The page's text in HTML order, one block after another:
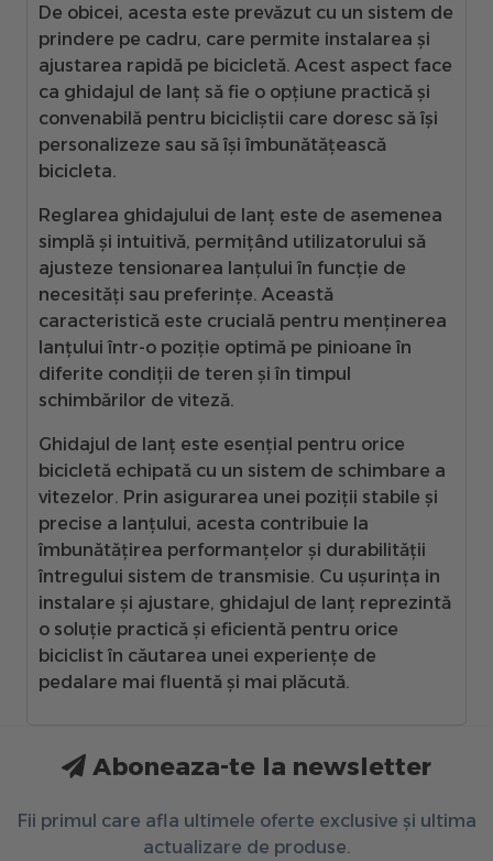
De obicei, acesta este prevăzut cu un sistem de
prindere pe cadru, care permite instalarea și
ajustarea rapidă pe bicicletă. Acest aspect face
ca ghidajul de lanț să fie o opțiune practică și
convenabilă pentru bicicliștii care doresc să își
personalizeze sau să își îmbunătățească
bicicleta.
Reglarea ghidajului de lanț este de asemenea
simplă și intuitivă, permițând utilizatorului să
ajusteze tensionarea lanțului în funcție de
necesități sau preferințe. Această
caracteristică este crucială pentru menținerea
lanțului într-o poziție optimă pe pinioane în
diferite condiții de teren și în timpul
schimbărilor de viteză.
Ghidajul de lanț este esențial pentru orice
bicicletă echipată cu un sistem de schimbare a
vitezelor. Prin asigurarea unei poziții stabile și
precise a lanțului, acesta contribuie la
îmbunătățirea performanțelor și durabilității
întregului sistem de transmisie. Cu ușurința in
instalare și ajustare, ghidajul de lanț reprezintă
o soluție practică și eficientă pentru orice
biciclist în căutarea unei experiențe de
pedalare mai fluentă și mai plăcută.
Aboneaza-te la newsletter
Fii primul care afla ultimele oferte exclusive și ultima
actualizare de produse.